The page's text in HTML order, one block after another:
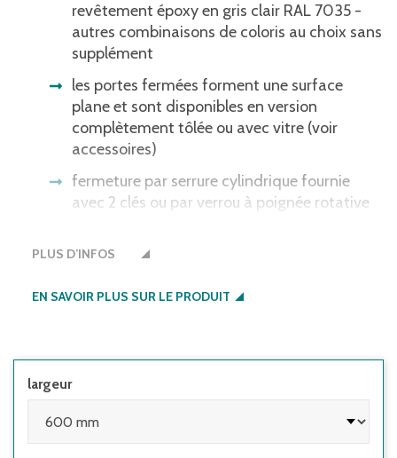
revêtement époxy en gris clair RAL 7035 -
autres combinaisons de coloris au choix sans
supplément
les portes fermées forment une surface
plane et sont disponibles en version
complètement tôlée ou avec vitre (voir
accessoires)
fermeture par serrure cylindrique fournie
avec 2 clés ou par verrou à poignée rotative
bonne protection de vos objets de valeur -
possibilité d’extensions à l’aménagement
individuel
profondeur 500 mm
PLUS D’INFOS
EN SAVOIR PLUS SUR LE PRODUIT
largeur